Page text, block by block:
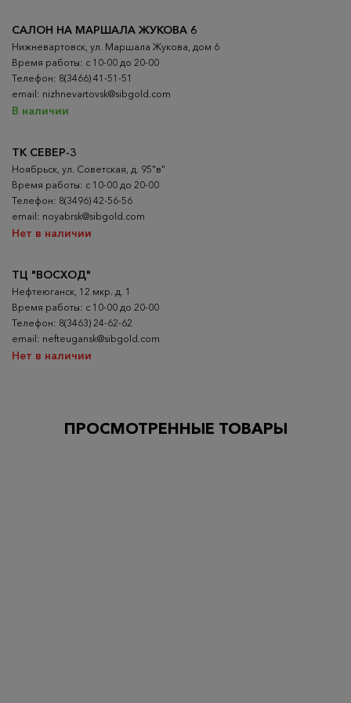
ТК СЕВЕР-3
Ноябрьск, ул. Советская, д. 95"в"
Время работы: с 10-00 до 20-00
Телефон: 8(3496) 42-56-56
email: noyabrsk@sibgold.com
Нет в наличии
ТЦ "ВОСХОД"
Нефтеюганск, 12 мкр. д. 1
Время работы: с 10-00 до 20-00
Телефон: 8(3463) 24-62-62
email: nefteugansk@sibgold.com
Нет в наличии
САЛОН НА МАРШАЛА ЖУКОВА 6
Нижневартовск, ул. Маршала Жукова, дом 6
Время работы: с 10-00 до 20-00
Телефон: 8(3466) 41-51-51
email: nizhnevartovsk@sibgold.com
В наличии
ПРОСМОТРЕННЫЕ ТОВАРЫ